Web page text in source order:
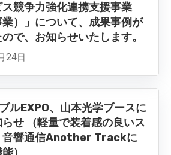
競争力強化連携支援事業
業）」について、成果事例が
で、お知らせいたします。
24日
ルEXPO、山本光学ブースに
せ （軽量で装着感の良いス
音響通信Another Trackに